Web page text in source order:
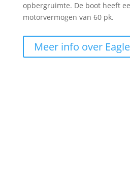
opbergruimte. De boot heeft
motorvermogen van 60 pk.
Meer info over